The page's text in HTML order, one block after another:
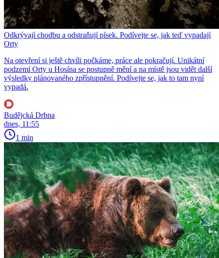
Odkrývají chodbu a odstraňují písek. Podívejte se, jak teď vypadají
Orty
Na otevření si ještě chvíli počkáme, práce ale pokračují. Unikátní
podzemí Orty u Hosína se postupně mění a na místě jsou vidět další
výsledky plánovaného zpřístupnění. Podívejte se, jak to tam nyní
vypadá.
Budějcká Drbna
dnes, 11:55
1 min